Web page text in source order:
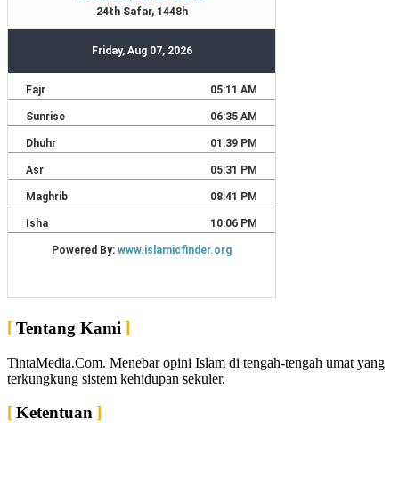
Tentang Kami
TintaMedia.Com. Menebar opini Islam di tengah-tengah umat yang
terkungkung sistem kehidupan sekuler.
Ketentuan